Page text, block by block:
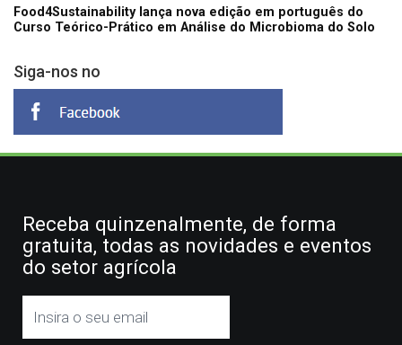
Food4Sustainability lança nova edição em português do
Curso Teórico-Prático em Análise do Microbioma do Solo
Siga-nos no
Receba quinzenalmente, de forma
gratuita, todas as novidades e eventos
do setor agrícola